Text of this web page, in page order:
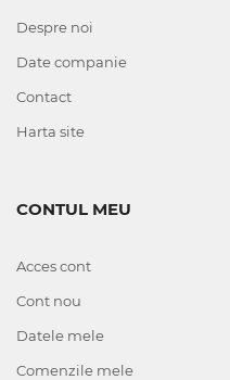
Despre noi
Date companie
Contact
Harta site
CONTUL MEU
Acces cont
Cont nou
Datele mele
Comenzile mele